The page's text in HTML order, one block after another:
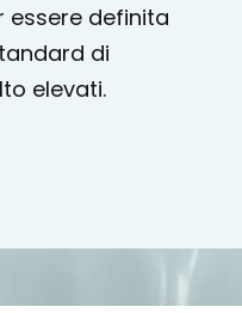
essere definita
di
elevati.